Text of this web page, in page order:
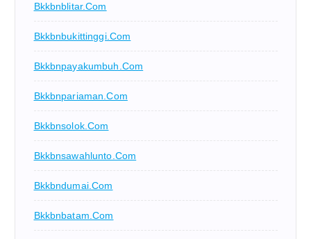
Bkkbnblitar.com
Bkkbnbukittinggi.com
Bkkbnpayakumbuh.com
Bkkbnpariaman.com
Bkkbnsolok.com
Bkkbnsawahlunto.com
Bkkbndumai.com
Bkkbnbatam.com